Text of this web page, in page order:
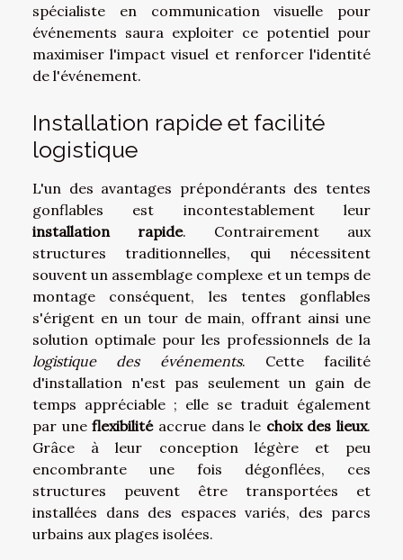
spécialiste en communication visuelle pour
événements saura exploiter ce potentiel pour
maximiser l'impact visuel et renforcer l'identité
de l'événement.
Installation rapide et facilité
logistique
L'un des avantages prépondérants des tentes
gonflables est incontestablement leur
installation rapide. Contrairement aux
structures traditionnelles, qui nécessitent
souvent un assemblage complexe et un temps de
montage conséquent, les tentes gonflables
s'érigent en un tour de main, offrant ainsi une
solution optimale pour les professionnels de la
logistique des événements. Cette facilité
d'installation n'est pas seulement un gain de
temps appréciable ; elle se traduit également
par uneflexibilitéaccrue dans le choix des lieux.
Grâce à leur conception légère et peu
encombrante une fois dégonflées, ces
structures peuvent être transportées et
installées dans des espaces variés, des parcs
urbains aux plages isolées.